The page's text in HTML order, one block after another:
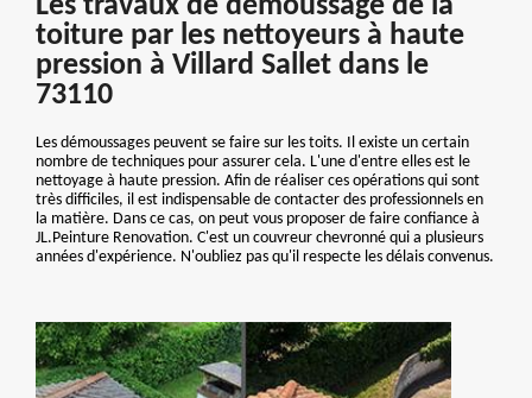
Les travaux de démoussage de la
toiture par les nettoyeurs à haute
pression à Villard Sallet dans le
73110
Les démoussages peuvent se faire sur les toits. Il existe un certain
nombre de techniques pour assurer cela. L'une d'entre elles est le
nettoyage à haute pression. Afin de réaliser ces opérations qui sont
très difficiles, il est indispensable de contacter des professionnels en
la matière. Dans ce cas, on peut vous proposer de faire confiance à
JL.Peinture Renovation. C'est un couvreur chevronné qui a plusieurs
années d'expérience. N'oubliez pas qu'il respecte les délais convenus.